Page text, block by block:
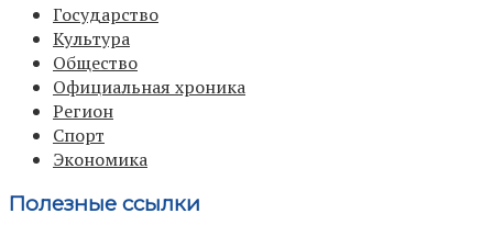
Государство
Культура
Общество
Официальная хроника
Регион
Спорт
Экономика
Полезные ссылки